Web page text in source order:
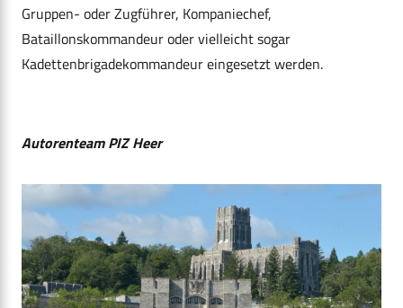
Gruppen- oder Zugführer, Kompaniechef,
Bataillonskommandeur oder vielleicht sogar
Kadettenbrigadekommandeur eingesetzt werden.
Autorenteam PIZ Heer